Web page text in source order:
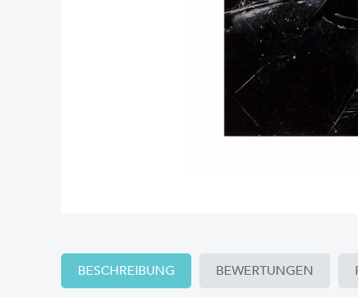
BESCHREIBUNG BEWERTUNGEN